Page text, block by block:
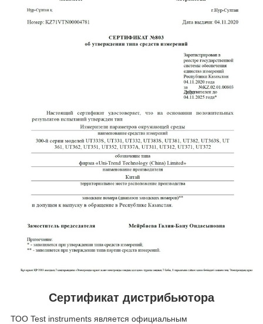
Сертификат дистрибьютора
ТОО Test instruments является официальным